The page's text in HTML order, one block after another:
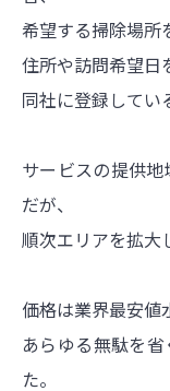
希望する掃除場所
住所や訪問希望日
同社に登録してい
サービスの提供
だが、
順次エリアを拡大
価格は業界最安値
あらゆる無駄を
た。